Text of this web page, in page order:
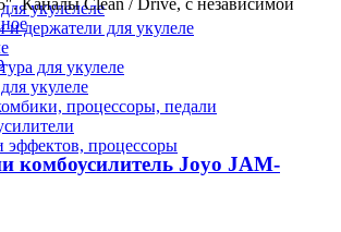
укулелеле
и держатели для укулеле
для укулеле
укулеле
процессоры, педали
эффектов, процессоры
Каналы Clean / Drive, с независимой
комбоусилитель Joyo JAM-